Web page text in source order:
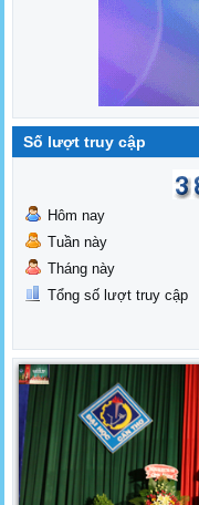
Số lượt truy cập
Hôm nay
Tuần này
Tháng này
Tổng số lượt truy cập